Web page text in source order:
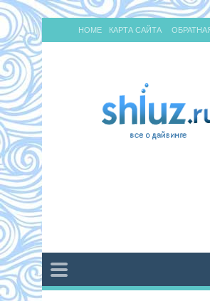
HOME КАРТА САЙТА